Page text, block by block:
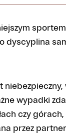
dyscyplina
wypadki
czy
przez